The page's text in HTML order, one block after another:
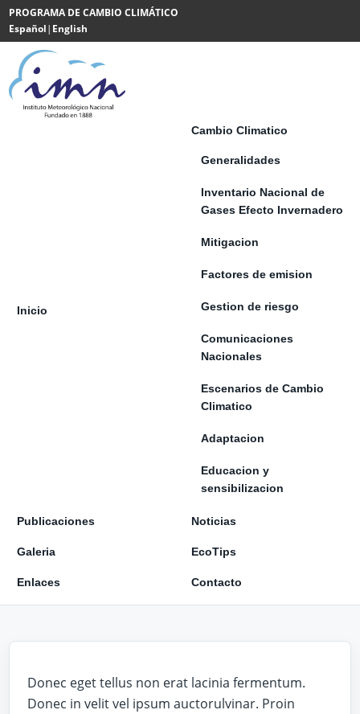
Saltar al contenido
PROGRAMA DE CAMBIO CLIMÁTICO
Español| English
Powered
by
Translate
Inicio
Cambio Climatico
Generalidades
Inventario Nacional de
Gases Efecto Invernadero
Mitigacion
Factores de emision
Gestion de riesgo
Comunicaciones
Nacionales
Escenarios de Cambio
Climatico
Adaptacion
Educacion y
sensibilizacion
Publicaciones Noticias
Galeria EcoTips
Enlaces Contacto
Donec eget tellus non erat lacinia fermentum.
Donec in velit vel ipsum auctorulvinar. Proin